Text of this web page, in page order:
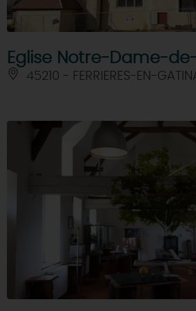
Eglise Notre-Dame-
45210 - FERRIERES-EN-